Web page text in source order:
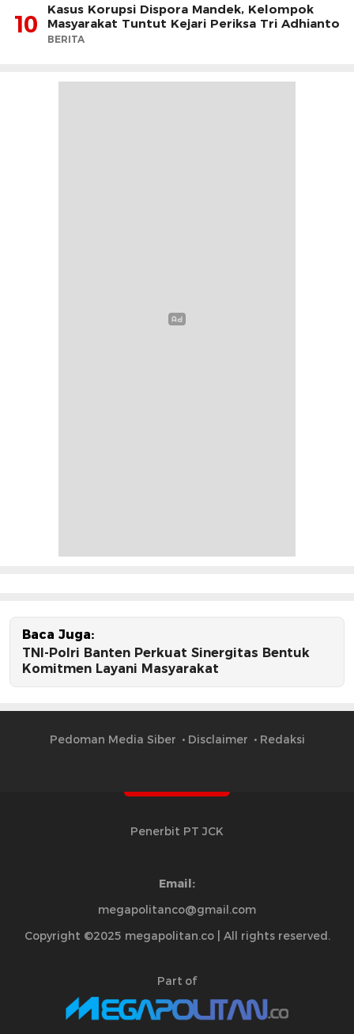
10
Kasus Korupsi Dispora Mandek, Kelompok
Masyarakat Tuntut Kejari Periksa Tri Adhianto
BERITA
Baca Juga:
TNI-Polri Banten Perkuat Sinergitas Bentuk
Komitmen Layani Masyarakat
Pedoman Media Siber Disclaimer Redaksi
Penerbit PT JCK
Email:
megapolitanco@gmail.com
Copyright ©2025 megapolitan.co | All rights reserved.
Part of